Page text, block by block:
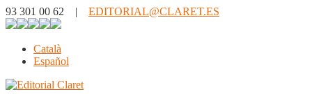
93 301 00 62 | EDITORIAL@CLARET.ES
Català
Español